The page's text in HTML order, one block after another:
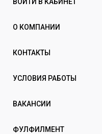
О КОМПАНИИ
КОНТАКТЫ
УСЛОВИЯ РАБОТЫ
ВАКАНСИИ
ФУЛФИЛМЕНТ